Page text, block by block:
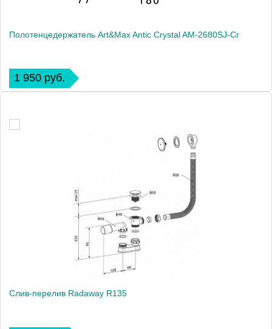
Полотенцедержатель Art&Max Antic Crystal AM-2680SJ-Cr
1 950 руб.
Слив-перелив Radaway R135